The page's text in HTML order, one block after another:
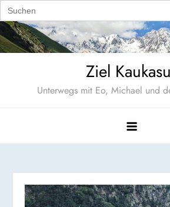
Search
for:
Skip
to
Ziel
Unterwegs mit Eo, Michael und